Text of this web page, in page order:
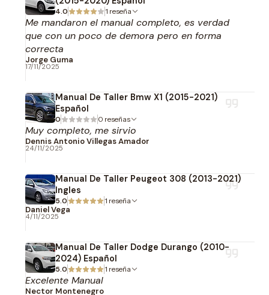
4.0 1 reseña
Me mandaron el manual completo, es verdad
que con un poco de demora pero en forma
correcta
Jorge Guma
17/11/2025
Manual De Taller Bmw X1 (2015-2021)
Español
0 0 reseñas
Muy completo, me sirvio
Dennis Antonio Villegas Amador
24/11/2025
Manual De Taller Peugeot 308 (2013-2021)
Ingles
5.0 1 reseña
Daniel Vega
4/11/2025
Manual De Taller Dodge Durango (2010-
2024) Español
5.0 1 reseña
Excelente Manual
Nector Montenegro